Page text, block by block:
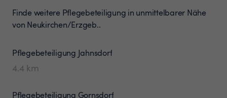
Finde weitere Pflegebeteiligung in unmittelbarer Nähe
von Neukirchen/Erzgeb..
Pflegebeteiligung Jahnsdorf
4.4 km
Pflegebeteiligung Gornsdorf